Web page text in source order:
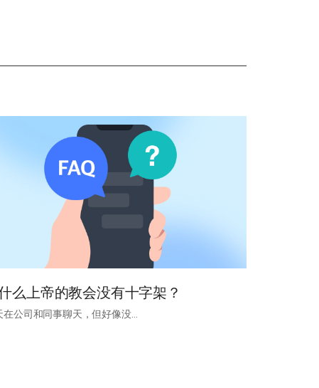
么上帝的教会没有十字架？
在公司和同事聊天，但好像没…